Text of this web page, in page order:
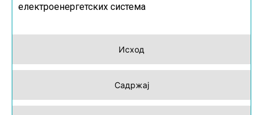
Исход
Садржај
електроенергетских система